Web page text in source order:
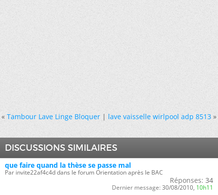
« Tambour Lave Linge Bloquer|lave vaisselle wirlpool adp 8513 »
DISCUSSIONS SIMILAIRES
que faire quand la thèse se passe mal
Par invite22af4c4d dans le forum Orientation après le BAC
Réponses: 34
Dernier message: 30/08/2010, 10h11